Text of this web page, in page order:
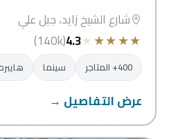
شارع الشيخ زايد، جبل علي
★
★
★
★
★
4.3
(140k)
400+ المتاجر سينما
عرض التفاصيل →